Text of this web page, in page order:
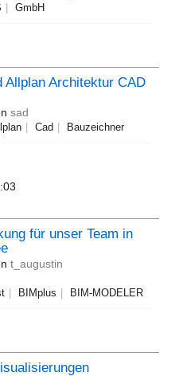
GmbH
Allplan Architektur CAD
sad
Cad Bauzeichner
für unser Team in
t_augustin
BIMplus BIM-MODELER